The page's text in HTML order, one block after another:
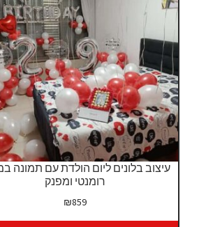
עיצוב בלונים ליום הולדת עם תמונה
רומנטי ומפנק
₪859